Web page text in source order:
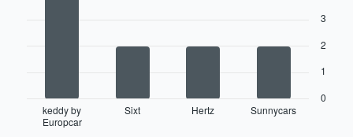
seguir
exibe
keddy by
Europcar
Sixt Hertz Sunnycars
0
1
2
3